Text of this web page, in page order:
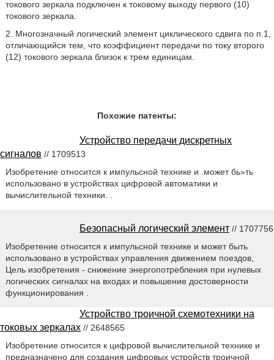
токового зеркала подключен к токовому выходу первого (10)
токового зеркала.
2. Многозначный логический элемент циклического сдвига по п.1,
отличающийся тем, что коэффициент передачи по току второго
(12) токового зеркала близок к трем единицам.
Похожие патенты:
Устройство передачи дискретных
сигналов // 1709513
Изобретение относится к импульсной технике и .может бь»ть
использовано в устройствах цифровой автоматики и
вычислительной техники. .
Безопасный логический элемент // 1707756
Изобретение относится к импульсной технике и может быть
использовано в устройствах управления движением поездов,
Цель изобретения - снижение энергопотребления при нулевых
логических сигналах на входах и повышение достоверности
функционирования .
Устройство троичной схемотехники на
токовых зеркалах // 2648565
Изобретение относится к цифровой вычислительной технике и
предназначено для создания цифровых устройств троичной